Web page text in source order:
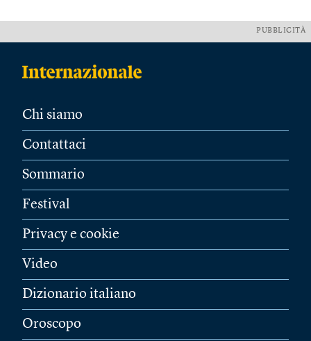
PUBBLICITÀ
Chi siamo
Contattaci
Sommario
Festival
Privacy e cookie
Video
Dizionario italiano
Oroscopo